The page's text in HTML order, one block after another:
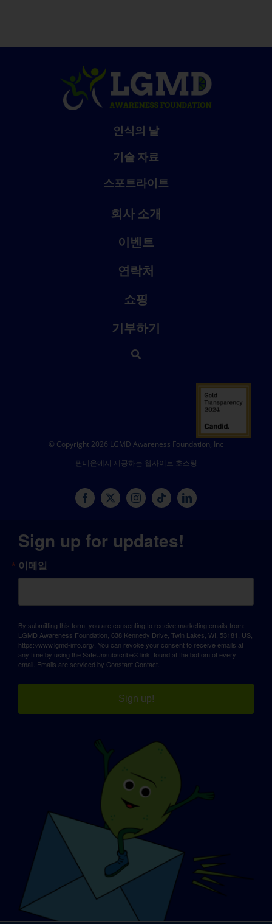
인식의 날
기술 자료
스포트라이트
회사 소개
이벤트
연락처
쇼핑
기부하기
© Copyright 2026 LGMD Awareness Foundation, Inc
판테온에서 제공하는 웹사이트 호스팅
Sign up for updates!
이메일
By submitting this form, you are consenting to receive marketing emails from:
LGMD Awareness Foundation, 638 Kennedy Drive, Twin Lakes, WI, 53181, US,
https://www.lgmd-info.org/. You can revoke your consent to receive emails at
any time by using the SafeUnsubscribe® link, found at the bottom of every
email. Emails are serviced by Constant Contact.
Sign up!